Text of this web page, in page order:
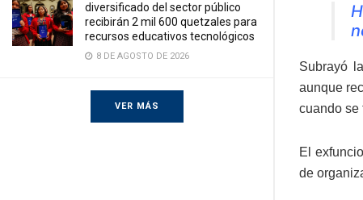
diversificado del sector público
recibirán 2 mil 600 quetzales para
recursos educativos tecnológicos
8 DE AGOSTO DE 2026
VER MÁS
Subrayó
aunque
cuando se
El
de